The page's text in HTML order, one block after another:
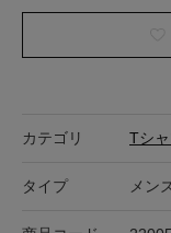
カテゴリ Tシ
タイプ メン